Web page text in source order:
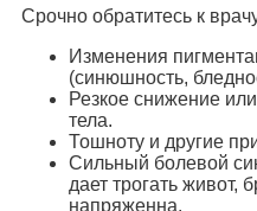
Срочно обратитесь к
Изменения
(синюшность,
Резкое снижение
тела.
Тошноту и другие
Сильный болевой
дает трогать живот,
напряженна.